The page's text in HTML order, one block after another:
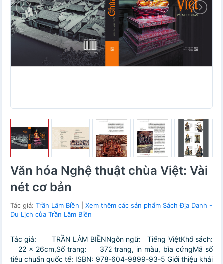
Văn hóa Nghệ thuật chùa Việt: Vài
nét cơ bản
Tác giả: Trần Lâm Biền
Xem thêm các sản phẩm Sách Địa Danh -
Du Lịch của Trần Lâm Biền
Tác giả: TRẦN LÂM BIỀNNgôn ngữ: Tiếng ViệtKhổ sách:
22 x 26cm,Số trang: 372 trang, in màu, bìa cứngMã số
tiêu chuẩn quốc tế: ISBN: 978-604-9899-93-5 Giới thiệu khái